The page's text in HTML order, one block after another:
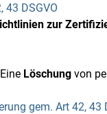
43 DSGVO
zur
Löschung von
gem. Art 42, 43